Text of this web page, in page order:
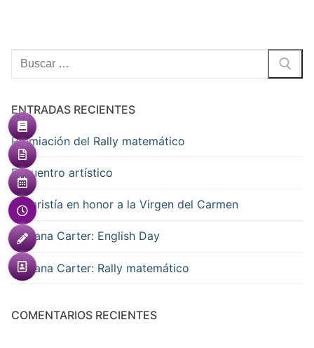
ENTRADAS RECIENTES
Premiación del Rally matemático
Encuentro artístico
Eucaristía en honor a la Virgen del Carmen
Semana Carter: English Day
Semana Carter: Rally matemático
COMENTARIOS RECIENTES